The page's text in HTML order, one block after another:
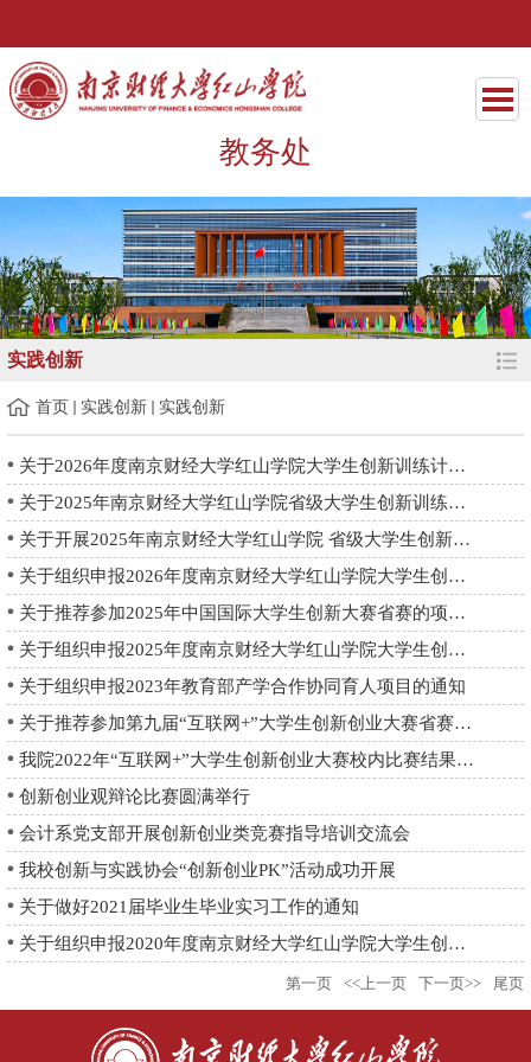
教务处
实践创新
首页 实践创新 实践创新
关于2026年度南京财经大学红山学院大学生创新训练计划项目评审结...
关于2025年南京财经大学红山学院省级大学生创新训练计划项目结项...
关于开展2025年南京财经大学红山学院 省级大学生创新训练计划项...
关于组织申报2026年度南京财经大学红山学院大学生创新训练计划项...
关于推荐参加2025年中国国际大学生创新大赛省赛的项目公示
关于组织申报2025年度南京财经大学红山学院大学生创新训练计划项...
关于组织申报2023年教育部产学合作协同育人项目的通知
关于推荐参加第九届“互联网+”大学生创新创业大赛省赛的项目公...
我院2022年“互联网+”大学生创新创业大赛校内比赛结果暨省赛推...
创新创业观辩论比赛圆满举行
会计系党支部开展创新创业类竞赛指导培训交流会
我校创新与实践协会“创新创业PK”活动成功开展
关于做好2021届毕业生毕业实习工作的通知
关于组织申报2020年度南京财经大学红山学院大学生创新创业训练计...
第一页 <<上一页 下一页>> 尾页